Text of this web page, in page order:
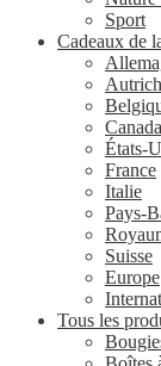
Sport
Cadeaux de
Canada
États-
France
Italie
Pays-
Suisse
Europe
Tous les